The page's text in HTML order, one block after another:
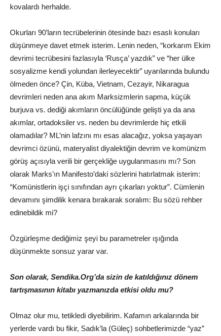
kovalardı herhalde.
Okurları 90’ların tecrübelerinin ötesinde bazı esaslı konuları
düşünmeye davet etmek isterim. Lenin neden, “korkarım Ekim
devrimi tecrübesini fazlasıyla ‘Rusça’ yazdık” ve “her ülke
sosyalizme kendi yolundan ilerleyecektir” uyarılarında bulundu
ölmeden önce? Çin, Küba, Vietnam, Cezayir, Nikaragua
devrimleri neden ana akım Marksizmlerin sapma, küçük
burjuva vs. dediği akımların öncülüğünde gelişti ya da ana
akımlar, ortadoksiler vs. neden bu devrimlerde hiç etkili
olamadılar? ML’nin lafzını mı esas alacağız, yoksa yaşayan
devrimci özünü, materyalist diyalektiğin devrim ve komünizm
görüş açısıyla verili bir gerçekliğe uygulanmasını mı? Son
olarak Marks’ın Manifesto’daki sözlerini hatırlatmak isterim:
“Komünistlerin işçi sınıfından ayrı çıkarları yoktur”. Cümlenin
devamını şimdilik kenara bırakarak soralım: Bu sözü rehber
edinebildik mi?
Özgürleşme dediğimiz şeyi bu parametreler ışığında
düşünmekte sonsuz yarar var.
Son olarak, Sendika.Org’da sizin de katıldığınız dönem
tartışmasının kitabı yazmanızda etkisi oldu mu?
Olmaz olur mu, tetikledi diyebilirim. Kafamın arkalarında bir
yerlerde vardı bu fikir, Sadık’la (Güleç) sohbetlerimizde “yaz”